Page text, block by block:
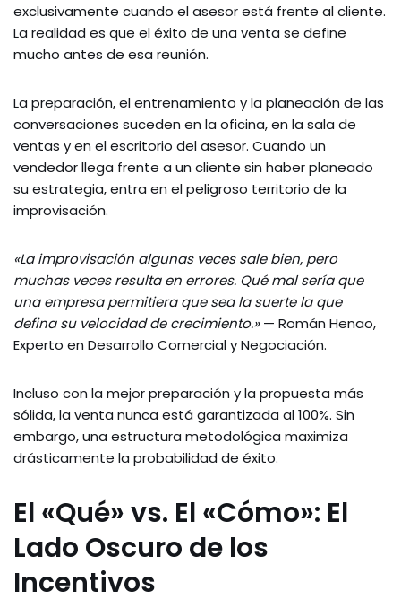
exclusivamente cuando el asesor está frente al cliente.
La realidad es que el éxito de una venta se define
mucho antes de esa reunión.
La preparación, el entrenamiento y la planeación de las
conversaciones suceden en la oficina, en la sala de
ventas y en el escritorio del asesor. Cuando un
vendedor llega frente a un cliente sin haber planeado
su estrategia, entra en el peligroso territorio de la
improvisación.
«La improvisación algunas veces sale bien, pero
muchas veces resulta en errores. Qué mal sería que
una empresa permitiera que sea la suerte la que
defina su velocidad de crecimiento.»— Román Henao,
Experto en Desarrollo Comercial y Negociación.
Incluso con la mejor preparación y la propuesta más
sólida, la venta nunca está garantizada al 100%. Sin
embargo, una estructura metodológica maximiza
drásticamente la probabilidad de éxito.
El «Qué» vs. El «Cómo»: El
Lado Oscuro de los
Incentivos